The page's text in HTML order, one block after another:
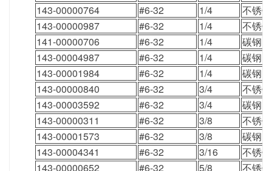
143-00000764
#6-32 1/4
不锈钢
143-00000987
#6-32 1/4
不锈钢
141-00000706
#6-32 1/4
碳钢
143-00004987
#6-32 1/4
碳钢
143-00001984
#6-32 1/4
碳钢
143-00000840
#6-32 3/4
不锈钢
143-00003592
#6-32 3/4
碳钢
143-00000311
#6-32 3/8
不锈钢
143-00001573
#6-32 3/8
碳钢
143-00004341
#6-32 3/16
不锈钢
143-00000652
#6-32 5/8
不锈钢